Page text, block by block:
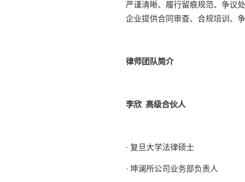
严谨清晰、履行留痕规范、争议
企业提供合同审查、合规培训、
律师团队简介
李欣 高级合伙人
· 复旦大学法律硕士
· 坤澜所公司业务部负责人